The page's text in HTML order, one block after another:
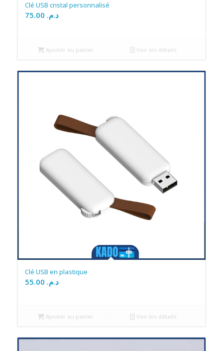
Clé USB cristal personnalisé
د.م.
Ajouter au panier Voir les détails
Clé USB en plastique
د.م.
Ajouter au panier Voir les détails